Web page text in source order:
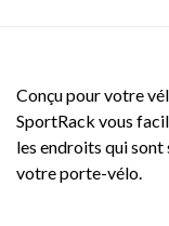
Conçu pour votre
SportRack vous
les endroits qui
votre porte-vélo.